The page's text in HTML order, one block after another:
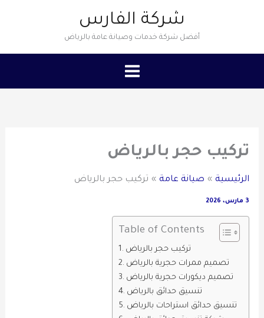
شركة الفارس
أفضل شركة خدمات وصيانة عامة بالرياض
تركيب حجر بالرياض
الرئيسية صيانة عامة تركيب حجر بالرياض
3 مارس، 2026
Table of Contents
تركيب حجر بالرياض
تصميم ممرات حجرية بالرياض
تصميم ديكورات حجرية بالرياض
تنسيق حدائق بالرياض
تنسيق حدائق استراحات بالرياض